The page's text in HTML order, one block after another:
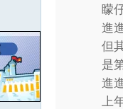
矇
進
但
是
進
上